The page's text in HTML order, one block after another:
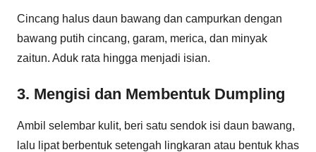
Cincang halus daun bawang dan campurkan dengan
bawang putih cincang, garam, merica, dan minyak
zaitun. Aduk rata hingga menjadi isian.
3. Mengisi dan Membentuk Dumpling
Ambil selembar kulit, beri satu sendok isi daun bawang,
lalu lipat berbentuk setengah lingkaran atau bentuk khas